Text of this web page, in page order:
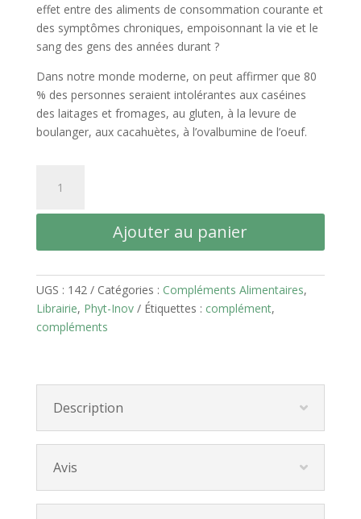
effet entre des aliments de consommation courante et
des symptômes chroniques, empoisonnant la vie et le
sang des gens des années durant ?
Dans notre monde moderne, on peut affirmer que 80
% des personnes seraient intolérantes aux caséines
des laitages et fromages, au gluten, à la levure de
boulanger, aux cacahuètes, à l’ovalbumine de l’oeuf.
Intolérances
Ajouter au panier
UGS : 142 Catégories : Compléments Alimentaires,
Librairie, Phyt-Inov Étiquettes : complément,
compléments
Description
Avis